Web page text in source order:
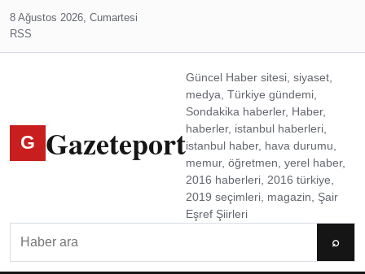
8 Ağustos 2026, Cumartesi
RSS
G Gazeteport
Güncel Haber sitesi, siyaset,
medya, Türkiye gündemi,
Sondakika haberler, Haber,
haberler, istanbul haberleri,
istanbul haber, hava durumu,
memur, öğretmen, yerel haber,
2016 haberleri, 2016 türkiye,
2019 seçimleri, magazin, Şair
Eşref Şiirleri
⌕